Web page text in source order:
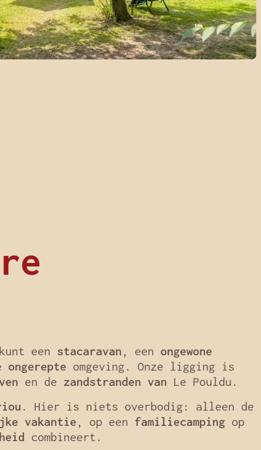
een stacaravan , een ongewone
ongerepte omgeving. Onze ligging is
en de zandstranden van Le Pouldu.
. Hier is niets overbodig: alleen de
vakantie , op een familiecampingop
combineert.